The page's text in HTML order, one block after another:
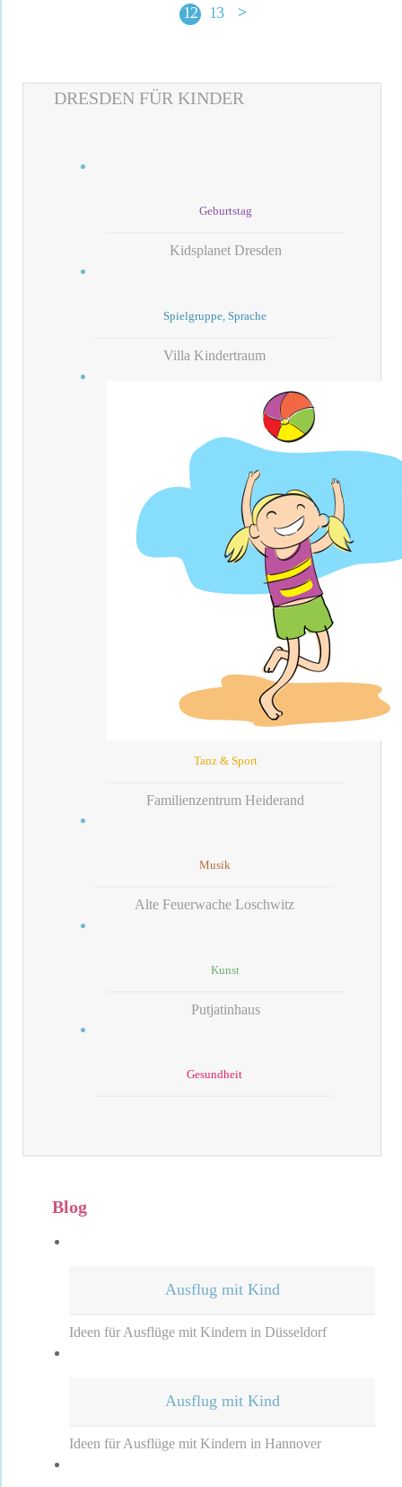
12
13 >
DRESDEN FÜR KINDER
Geburtstag
Kidsplanet Dresden
Spielgruppe, Sprache
Villa Kindertraum
Tanz & Sport
Familienzentrum Heiderand
Musik
Alte Feuerwache Loschwitz
Kunst
Putjatinhaus
Gesundheit
Blog
Ausflug mit Kind
Ideen für Ausflüge mit Kindern in Düsseldorf
Ausflug mit Kind
Ideen für Ausflüge mit Kindern in Hannover